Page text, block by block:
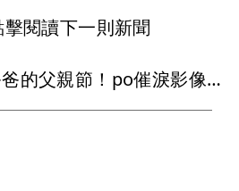
擊閱讀下一則新聞
林逸欣首個沒有爸爸的父親節！po催淚影像「我很幸福，爸爸也很快樂吧」